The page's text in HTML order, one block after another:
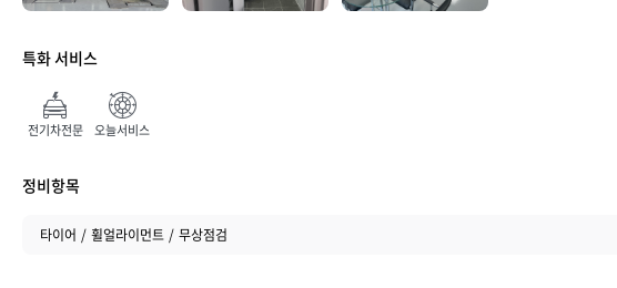
특화 서비스
전기차전문 오늘서비스
정비항목
타이어 휠얼라이먼트 무상점검